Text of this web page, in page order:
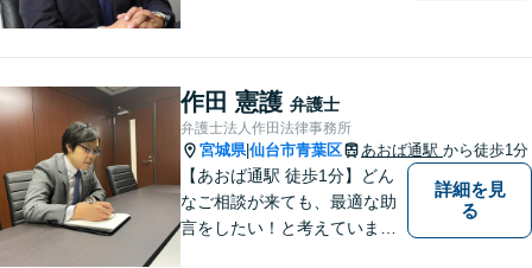
待できます。 どんなことで
も、お気軽に相談ください。
作田 憲護 弁護士
弁護士法人作田法律事務所
宮城県|仙台市青葉区 あおば通駅 から徒歩1分
【あおば通駅 徒歩1分】どん
なご相談が来ても、最適な助
言をしたい！と考えていま
詳細を見
る